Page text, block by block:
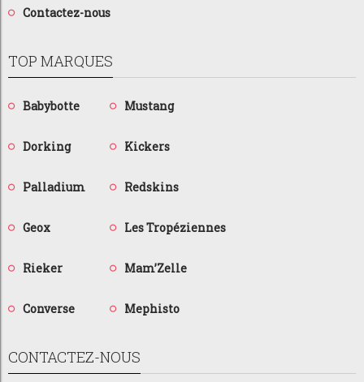
Contactez-nous
TOP MARQUES
Babybotte Mustang
Dorking Kickers
Palladium Redskins
Geox Les Tropéziennes
Rieker Mam’Zelle
Converse Mephisto
CONTACTEZ-NOUS